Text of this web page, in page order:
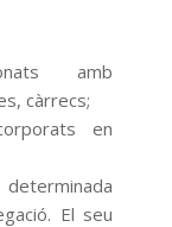
amb
càrrecs;
en
El seu